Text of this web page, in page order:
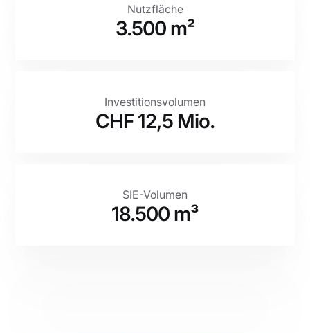
Nutzfläche
3.500 m²
Investitionsvolumen
CHF 12,5 Mio.
SIE-Volumen
18.500 m³